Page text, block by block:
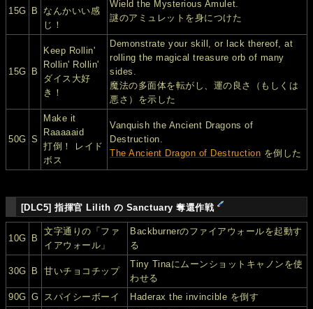
15G B
なんかいい感
じ！
Wield the Mysterious Amulet.
謎のアミュレットを身につけた
15G B
Keep Rollin'
Rollin' Rollin'
ダイス大好
き！
Demonstrate your skill, or lack thereof, at
rolling the magical treasure orb of many
sides.
魔法の多面体を転がし、運の良さ（もしくは
悪さ）を示した
50G S
Make it
Raaaaaid
打倒！ レイド
ボス
Vanquish the Ancient Dragons of
Destruction.
The Ancient Dragon of Destruction を倒した
[DLC5] 指揮官 Lilith の Sanctuary 奪還作戦
10G B
文字通りの「ファ
イアウォール」
Backburnerのファイアウォールを起動す
る
30G B 甘いチョコチップ
Tiny Tinaにムーンショットキャノンを使
わせる
90G G スパイシーボーイ
Haderax the invincible を倒す